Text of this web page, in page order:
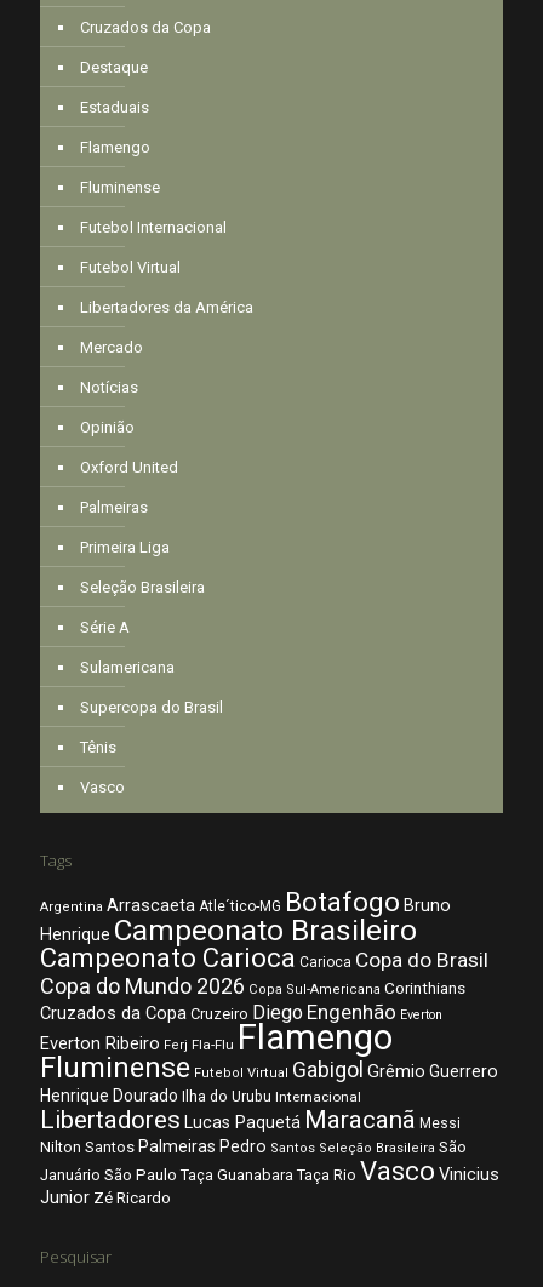
Cruzados da Copa
Destaque
Estaduais
Flamengo
Fluminense
Futebol Internacional
Futebol Virtual
Libertadores da América
Mercado
Notícias
Opinião
Oxford United
Palmeiras
Primeira Liga
Seleção Brasileira
Série A
Sulamericana
Supercopa do Brasil
Tênis
Vasco
Tags
Argentina Arrascaeta Atle´tico-MG Botafogo Bruno
Henrique Campeonato Brasileiro
Campeonato Carioca Carioca Copa do Brasil
Copa do Mundo 2026 Copa Sul-Americana Corinthians
Cruzados da Copa Cruzeiro Diego Engenhão Everton
Everton Ribeiro Ferj Fla-Flu Flamengo
Fluminense Futebol Virtual Gabigol Grêmio Guerrero
Henrique Dourado Ilha do Urubu Internacional
Libertadores Lucas Paquetá Maracanã Messi
Nilton Santos Palmeiras Pedro Santos Seleção Brasileira São
Januário São Paulo Taça Guanabara Taça Rio Vasco Vinicius
Junior Zé Ricardo
Pesquisar